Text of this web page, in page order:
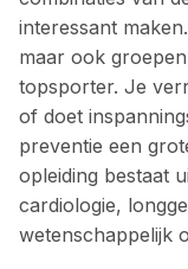
interessant
maar ook
topsporter. Je
of doet
preventie een
opleiding bestaat
cardiologie,
wetenschappelijk